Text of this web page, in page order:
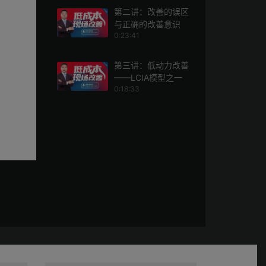
第二讲：改善的误区
与正确的改善意识
0:23:41
第三讲：低动力改善
——LCIA模型之一
0:18:33